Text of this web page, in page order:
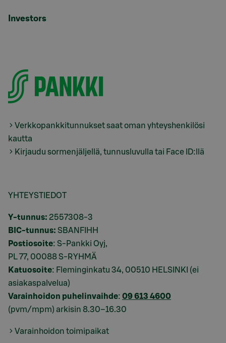
Investors
Verkkopankkitunnukset saat oman yhteyshenkilösi
kautta
Kirjaudu sormenjäljellä, tunnusluvulla tai Face ID:llä
YHTEYSTIEDOT
Y-tunnus: 2557308-3
BIC-tunnus: SBANFIHH
Postiosoite: S-Pankki Oyj,
PL 77, 00088 S-RYHMÄ
Katuosoite: Fleminginkatu 34, 00510 HELSINKI (ei
asiakaspalvelua)
Varainhoidon puhelinvaihde: 09 613 4600
(pvm/mpm) arkisin 8.30–16.30
Varainhoidon toimipaikat